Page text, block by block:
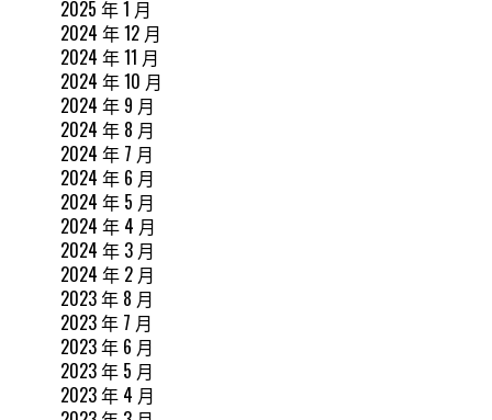
2025 年 1 月
2024 年 12 月
2024 年 11 月
2024 年 10 月
2024 年 9 月
2024 年 8 月
2024 年 7 月
2024 年 6 月
2024 年 5 月
2024 年 4 月
2024 年 3 月
2024 年 2 月
2023 年 8 月
2023 年 7 月
2023 年 6 月
2023 年 5 月
2023 年 4 月